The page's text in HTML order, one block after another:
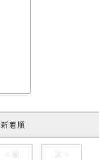
新着順
< 前
次 >